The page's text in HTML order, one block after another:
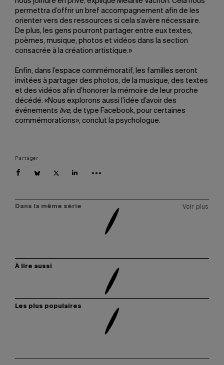
permettra d’offrir un bref accompagnement afin de les
orienter vers des ressources si cela s’avère nécessaire.
De plus, les gens pourront partager entre eux textes,
poèmes, musique, photos et vidéos dans la section
consacrée à la création artistique.»
Enfin, dans l’espace commémoratif, les familles seront
invitées à partager des photos, de la musique, des textes
et des vidéos afin d’honorer la mémoire de leur proche
décédé. «Nous explorons aussi l’idée d’avoir des
événements live, de type Facebook, pour certaines
commémorations», conclut la psychologue.
Partager
Dans la même série Voir plus
À lire aussi
Les plus populaires